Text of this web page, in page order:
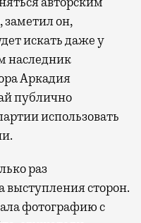
заметил он,
искать даже у
наследник
Аркадия
публично
использовать
раз
выступления сторон.
фотографию с